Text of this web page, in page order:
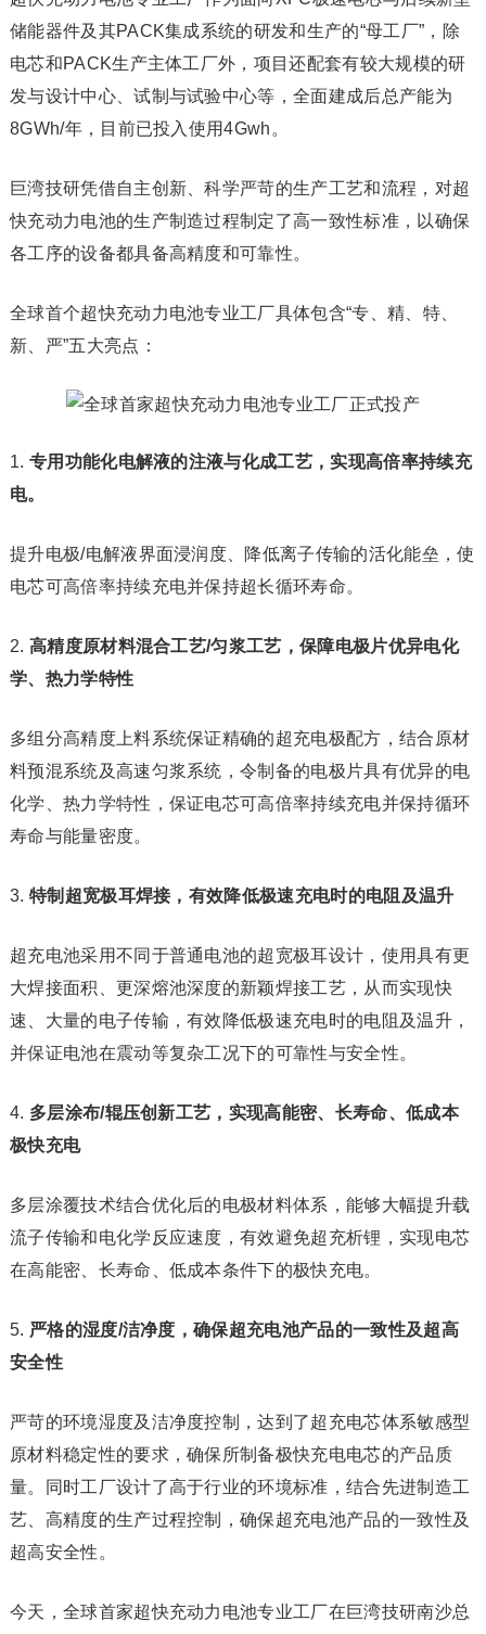
储能器件及其PACK集成系统的研发和生产的“母工厂”，除
电芯和PACK生产主体工厂外，项目还配套有较大规模的研
发与设计中心、试制与试验中心等，全面建成后总产能为
8GWh/年，目前已投入使用4Gwh。
巨湾技研凭借自主创新、科学严苛的生产工艺和流程，对超
快充动力电池的生产制造过程制定了高一致性标准，以确保
各工序的设备都具备高精度和可靠性。
全球首个超快充动力电池专业工厂具体包含“专、精、特、
新、严”五大亮点：
1. 专用功能化电解液的注液与化成工艺，实现高倍率持续充
电。
提升电极/电解液界面浸润度、降低离子传输的活化能垒，使
电芯可高倍率持续充电并保持超长循环寿命。
2. 高精度原材料混合工艺/匀浆工艺，保障电极片优异电化
学、热力学特性
多组分高精度上料系统保证精确的超充电极配方，结合原材
料预混系统及高速匀浆系统，令制备的电极片具有优异的电
化学、热力学特性，保证电芯可高倍率持续充电并保持循环
寿命与能量密度。
3. 特制超宽极耳焊接，有效降低极速充电时的电阻及温升
超充电池采用不同于普通电池的超宽极耳设计，使用具有更
大焊接面积、更深熔池深度的新颖焊接工艺，从而实现快
速、大量的电子传输，有效降低极速充电时的电阻及温升，
并保证电池在震动等复杂工况下的可靠性与安全性。
4. 多层涂布/辊压创新工艺，实现高能密、长寿命、低成本
极快充电
多层涂覆技术结合优化后的电极材料体系，能够大幅提升载
流子传输和电化学反应速度，有效避免超充析锂，实现电芯
在高能密、长寿命、低成本条件下的极快充电。
5. 严格的湿度/洁净度，确保超充电池产品的一致性及超高
安全性
严苛的环境湿度及洁净度控制，达到了超充电芯体系敏感型
原材料稳定性的要求，确保所制备极快充电电芯的产品质
量。同时工厂设计了高于行业的环境标准，结合先进制造工
艺、高精度的生产过程控制，确保超充电池产品的一致性及
超高安全性。
今天，全球首家超快充动力电池专业工厂在巨湾技研南沙总